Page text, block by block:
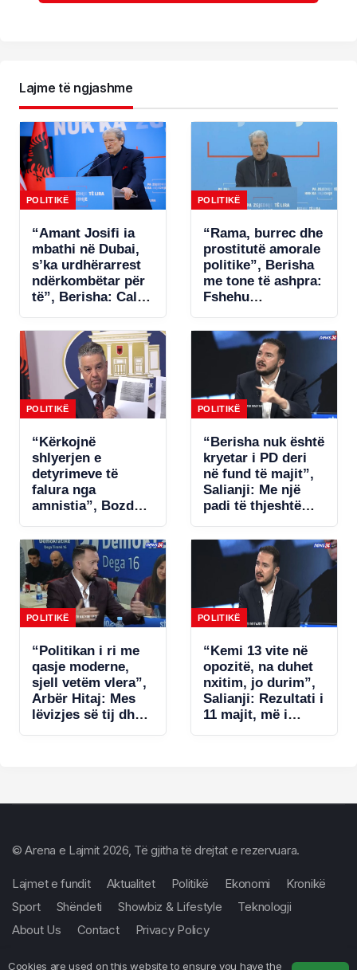
Lajme të ngjashme
POLITIKË
“Amant Josifi ia
mbathi në Dubai,
s’ka urdhërarrest
ndërkombëtar për
të”, Berisha: Call-
janë fenomeni më
kriminal në
Shqipëri
POLITIKË
“Rama, burrec dhe
prostitutë amorale
politike”, Berisha
me tone të ashpra:
Fshehu
samitin në Spanjë!
POLITIKË
“Kërkojnë
shlyerjen e
detyrimeve të
falura nga
amnistia”, Bozdo
Po i bëhet presion
bizneseve.
Ministria e
Financave s’ka
miratuar aktet
nënligjore!
POLITIKË
“Berisha nuk është
kryetar i PD deri
në fund të majit”,
Salianji: Me një
padi të thjeshtë
statutin, por s’ia
jap këtë avantazh
Ramës (VIDEO)
POLITIKË
“Politikan i ri me
qasje moderne,
sjell vetëm vlera”,
Arbër Hitaj: Mes
lëvizjes së tij dhe
POLITIKË
“Kemi 13 vite në
opozitë, na duhet
nxitim, jo durim”,
Salianji: Rezultati i
11 majit, më i
Cookies are used on this website to ensure you have the
© Arena e Lajmit 2026, Të gjitha të drejtat e rezervuara.
Lajmet e fundit Aktualitet Politikë Ekonomi
Kronikë
Sport
Shëndeti Showbiz & Lifestyle
Teknologji
About Us
Contact Privacy Policy